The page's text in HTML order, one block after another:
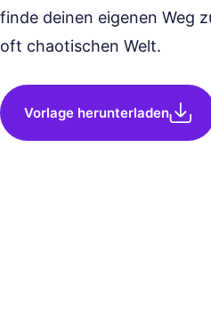
finde deinen eigenen Weg
oft chaotischen Welt.
Vorlage herunterladen